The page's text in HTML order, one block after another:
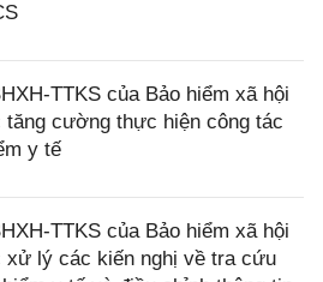
TTKS của Bảo hiểm xã hội
tăng cường thực hiện công tác
y tế
TTKS của Bảo hiểm xã hội
xử lý các kiến nghị về tra cứu